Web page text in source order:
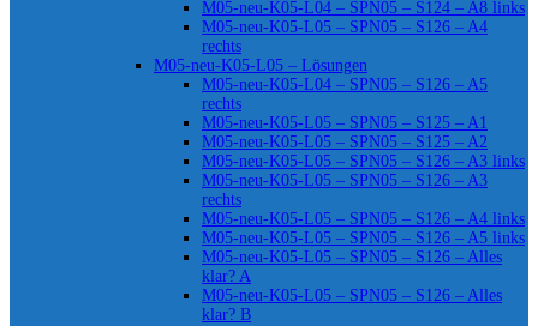
M05-neu-K05-L04 – SPN05 – S124 – A8 links
M05-neu-K05-L05 – SPN05 – S126 – A4
rechts
M05-neu-K05-L05 – Lösungen
M05-neu-K05-L04 – SPN05 – S126 – A5
rechts
M05-neu-K05-L05 – SPN05 – S125 – A1
M05-neu-K05-L05 – SPN05 – S125 – A2
M05-neu-K05-L05 – SPN05 – S126 – A3 links
M05-neu-K05-L05 – SPN05 – S126 – A3
rechts
M05-neu-K05-L05 – SPN05 – S126 – A4 links
M05-neu-K05-L05 – SPN05 – S126 – A5 links
M05-neu-K05-L05 – SPN05 – S126 – Alles
klar? A
M05-neu-K05-L05 – SPN05 – S126 – Alles
klar? B